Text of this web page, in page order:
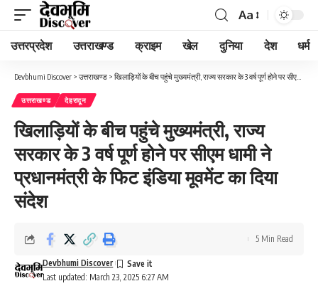
Font
Resizer
Aa
उत्तरप्रदेश उत्तराखण्ड क्राइम खेल दुनिया देश धर्म
Devbhumi Discover > उत्तराखण्ड > खिलाड़ियों के बीच पहुंचे मुख्यमंत्री, राज्य सरकार के 3 वर्ष पूर्ण होने पर सीएम धामी ने प्रधानमंत्री के फिट इंडिया मूवमेंट का दिया संदेश
उत्तराखण्ड देहरादून
खिलाड़ियों के बीच पहुंचे मुख्यमंत्री, राज्य
सरकार के 3 वर्ष पूर्ण होने पर सीएम धामी ने
प्रधानमंत्री के फिट इंडिया मूवमेंट का दिया
संदेश
Last updated: March 23, 2025 6:27 AM
Devbhumi Discover
5 Min Read